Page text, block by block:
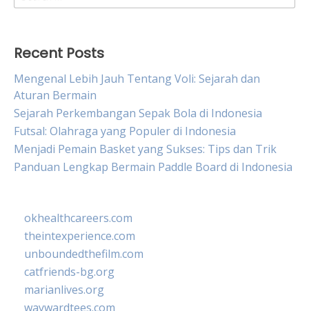
for:
Recent Posts
Mengenal Lebih Jauh Tentang Voli: Sejarah dan
Aturan Bermain
Sejarah Perkembangan Sepak Bola di Indonesia
Futsal: Olahraga yang Populer di Indonesia
Menjadi Pemain Basket yang Sukses: Tips dan Trik
Panduan Lengkap Bermain Paddle Board di Indonesia
okhealthcareers.com
theintexperience.com
unboundedthefilm.com
catfriends-bg.org
marianlives.org
waywardtees.com